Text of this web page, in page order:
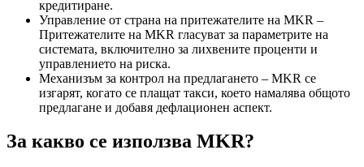
кредитиране.
Управление от страна на притежателите на MKR –
Притежателите на MKR гласуват за параметрите на
системата, включително за лихвените проценти и
управлението на риска.
Механизъм за контрол на предлагането – MKR се
изгарят, когато се плащат такси, което намалява общото
предлагане и добавя дефлационен аспект.
За какво се използва MKR?